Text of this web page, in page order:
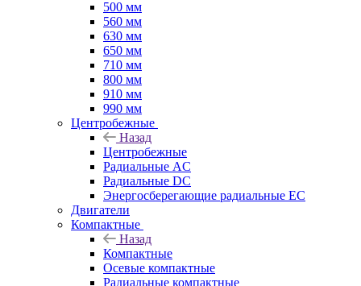
500 мм
560 мм
630 мм
650 мм
710 мм
800 мм
910 мм
990 мм
Центробежные
Назад
Центробежные
Радиальные AC
Радиальные DC
Энергосберегающие радиальные EC
Двигатели
Компактные
Назад
Компактные
Осевые компактные
Радиальные компактные